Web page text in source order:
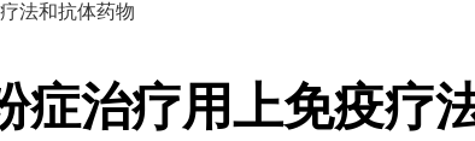
法和抗体药物
症治疗用上免疫疗